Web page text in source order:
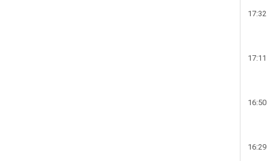
17:32
17:11
16:50
16:29